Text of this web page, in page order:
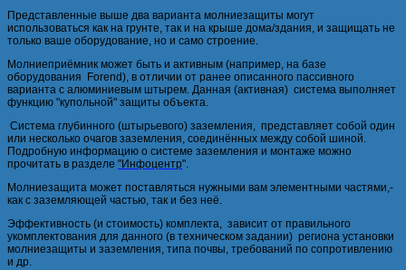
Представленные выше два варианта молниезащиты могут
использоваться как на грунте, так и на крыше дома/здания, и защищать не
только ваше оборудование, но и само строение.
Молниеприёмник может быть и активным (например, на базе
оборудования Forend), в отличии от ранее описанного пассивного
варианта с алюминиевым штырем. Данная (активная) система выполняет
функцию "купольной" защиты объекта.
Система глубинного (штырьевого) заземления, представляет собой один
или несколько очагов заземления, соединённых между собой шиной.
Подробную информацию о системе заземления и монтаже можно
прочитать в разделе "Инфоцентр".
Молниезащита может поставляться нужными вам элементными частями,-
как с заземляющей частью, так и без неё.
Эффективность (и стоимость) комплекта, зависит от правильного
укомплектования для данного (в техническом задании) региона установки
молниезащиты и заземления, типа почвы, требований по сопротивлению
и др.